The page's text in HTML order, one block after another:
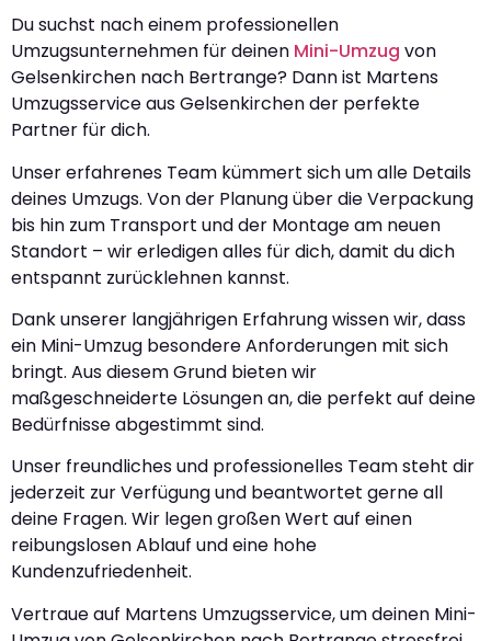
Du suchst nach einem professionellen
Umzugsunternehmen für deinen Mini-Umzug von
Gelsenkirchen nach Bertrange? Dann ist Martens
Umzugsservice aus Gelsenkirchen der perfekte
Partner für dich.
Unser erfahrenes Team kümmert sich um alle Details
deines Umzugs. Von der Planung über die Verpackung
bis hin zum Transport und der Montage am neuen
Standort – wir erledigen alles für dich, damit du dich
entspannt zurücklehnen kannst.
Dank unserer langjährigen Erfahrung wissen wir, dass
ein Mini-Umzug besondere Anforderungen mit sich
bringt. Aus diesem Grund bieten wir
maßgeschneiderte Lösungen an, die perfekt auf deine
Bedürfnisse abgestimmt sind.
Unser freundliches und professionelles Team steht dir
jederzeit zur Verfügung und beantwortet gerne all
deine Fragen. Wir legen großen Wert auf einen
reibungslosen Ablauf und eine hohe
Kundenzufriedenheit.
Vertraue auf Martens Umzugsservice, um deinen Mini-